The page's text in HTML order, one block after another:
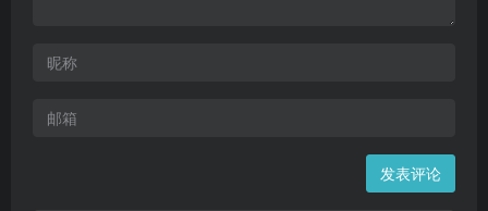
发表评论